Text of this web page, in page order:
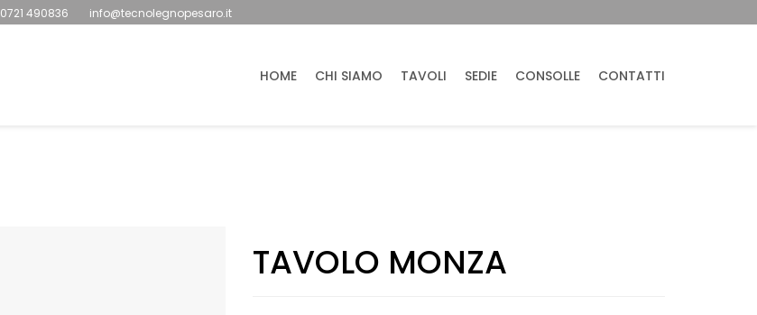
0721 490836 info@tecnolegnopesaro.it
HOME CHI SIAMO TAVOLI SEDIE CONSOLLE CONTATTI
TAVOLO MONZA